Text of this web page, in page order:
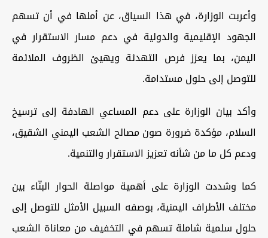
وأعربت الوزارة، في هذا السياق، عن أملها في أن تسهم
الجهود الإقليمية والدولية في دعم مسار الاستقرار في
اليمن، بما يعزز فرص التهدئة ويهيئ الظروف الملائمة
للتوصل إلى حلول مستدامة.
وأكد بيان الوزارة على دعم المساعي الهادفة إلى ترسيخ
السلام، مؤكدة ضرورة صون مصالح الشعب اليمني الشقيق،
ودعم كل ما من شأنه تعزيز الاستقرار والتنمية.
كما وشددت الوزارة على أهمية مواصلة الحوار البنّاء بين
مختلف الأطراف اليمنية، بوصفه السبيل الأمثل للتوصل إلى
حلول سلمية شاملة تسهم في التخفيف من معاناة الشعب